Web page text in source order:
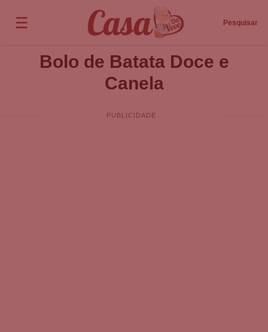
☰ Pesquisar
Bolo de Batata Doce e
Canela